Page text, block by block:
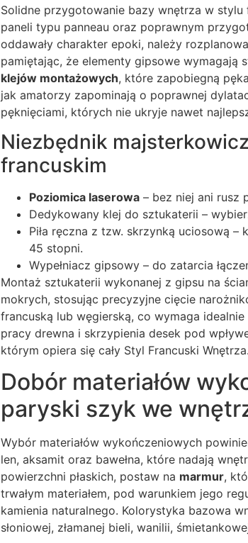
Solidne przygotowanie bazy wnętrza w
paneli typu panneau oraz poprawnym
oddawały charakter epoki, należy
pamiętając, że elementy gipsowe wymagają
klejów montażowych, które zapobiegną
jak amatorzy zapominają o poprawnej
pęknięciami, których nie ukryje nawet
Niezbędnik
francuskim
Poziomica laserowa – bez niej ani rusz
Dedykowany klej do sztukaterii –
Piła ręczna z tzw. skrzynką uciosową
45 stopni.
Wypełniacz gipsowy – do zatarcia
Montaż sztukaterii wykonanej z gipsu na
mokrych, stosując precyzyjne cięcie
francuską lub węgierską, co wymaga
pracy drewna i skrzypienia desek pod
którym opiera się cały Styl Francuski Wnętrza.
Dobór materiałów
paryski szyk we
Wybór materiałów wykończeniowych
len, aksamit oraz bawełna, które nadają
powierzchni płaskich, postaw na marmur,
trwałym materiałem, pod warunkiem jego
kamienia naturalnego. Kolorystyka bazowa
słoniowej, złamanej bieli, wanilii,